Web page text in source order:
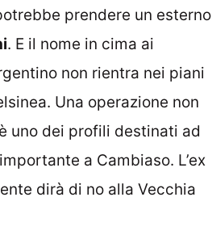
prendere un esterno
. E il nome in cima ai
non rientra nei piani
Una operazione non
uno dei profili destinati ad
a Cambiaso. L’ex
dirà di no alla Vecchia